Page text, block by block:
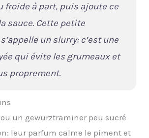
froide à part, puis ajoute ce
sauce. Cette petite
unslurry: c’est une
qui évite les grumeaux et
proprement.
un gewurztraminer peu sucré
leur parfum calme le piment et